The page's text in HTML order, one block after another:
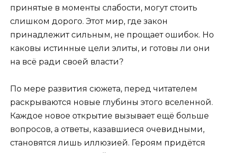
принятые в моменты слабости, могут стоить
слишком дорого. Этот мир, где закон
принадлежит сильным, не прощает ошибок. Но
каковы истинные цели элиты, и готовы ли они
на всё ради своей власти?
По мере развития сюжета, перед читателем
раскрываются новые глубины этого вселенной.
Каждое новое открытие вызывает ещё больше
вопросов, а ответы, казавшиеся очевидными,
становятся лишь иллюзией. Героям придётся